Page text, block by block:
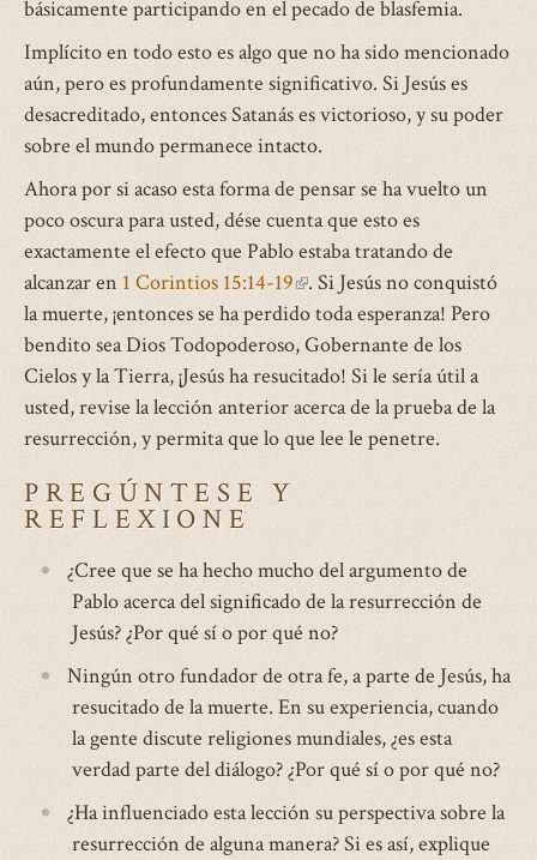
básicamente participando en el pecado de blasfemia.
Implícito en todo esto es algo que no ha sido mencionado
aún, pero es profundamente significativo. Si Jesús es
desacreditado, entonces Satanás es victorioso, y su poder
sobre el mundo permanece intacto.
Ahora por si acaso esta forma de pensar se ha vuelto un
poco oscura para usted, dése cuenta que esto es
exactamente el efecto que Pablo estaba tratando de
alcanzar en 1 Corintios 15:14-19(link
is
external)
. Si Jesús no conquistó
la muerte, ¡entonces se ha perdido toda esperanza! Pero
bendito sea Dios Todopoderoso, Gobernante de los
Cielos y la Tierra, ¡Jesús ha resucitado! Si le sería útil a
usted, revise la lección anterior acerca de la prueba de la
resurrección, y permita que lo que lee le penetre.
PREGÚNTESE Y
REFLEXIONE
¿Cree que se ha hecho mucho del argumento de
Pablo acerca del significado de la resurrección de
Jesús? ¿Por qué sí o por qué no?
Ningún otro fundador de otra fe, a parte de Jesús, ha
resucitado de la muerte. En su experiencia, cuando
la gente discute religiones mundiales, ¿es esta
verdad parte del diálogo? ¿Por qué sí o por qué no?
¿Ha influenciado esta lección su perspectiva sobre la
resurrección de alguna manera? Si es así, explique